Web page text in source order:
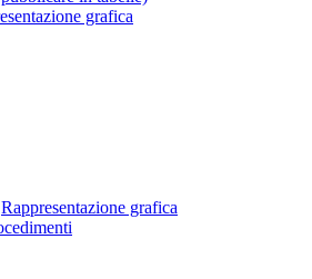
grafica
Rappresentazione grafica